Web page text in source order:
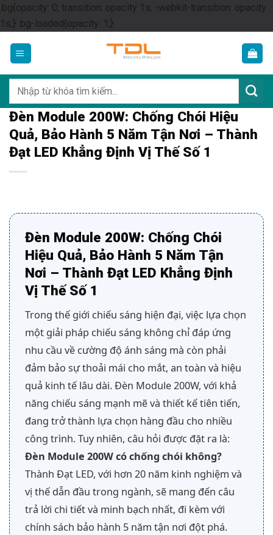
.bg{opacity: 0; transition: opacity 1s; -webkit-transition: opacity
1s;} .bg-loaded{opacity: 1;}Skip
content
kiếm:
Đèn Module 200W: Chống Chói Hiệu
Quả, Bảo Hành 5 Năm Tận Nơi – Thành
Đạt LED Khẳng Định Vị Thế Số 1
Đèn Module 200W: Chống Chói
Hiệu Quả, Bảo Hành 5 Năm Tận
Nơi – Thành Đạt LED Khẳng Định
Vị Thế Số 1
Trong thế giới chiếu sáng hiện đại, việc lựa chọn
một giải pháp chiếu sáng không chỉ đáp ứng
nhu cầu về cường độ ánh sáng mà còn phải
đảm bảo sự thoải mái cho mắt, an toàn và hiệu
quả kinh tế lâu dài. Đèn Module 200W, với khả
năng chiếu sáng mạnh mẽ và thiết kế tiên tiến,
đang trở thành lựa chọn hàng đầu cho nhiều
công trình. Tuy nhiên, câu hỏi được đặt ra là:
Đèn Module 200W có chống chói không?
Thành Đạt LED, với hơn 20 năm kinh nghiệm và
vị thế dẫn đầu trong ngành, sẽ mang đến câu
trả lời chi tiết và minh bạch nhất, đi kèm với
chính sách bảo hành 5 năm tận nơi đột phá.